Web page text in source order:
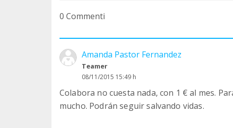
0 Commenti
Amanda Pastor Fernandez
Teamer
08/11/2015 15:49 h
Colabora no cuesta nada, con 1 € al mes.
mucho. Podrán seguir salvando vidas.